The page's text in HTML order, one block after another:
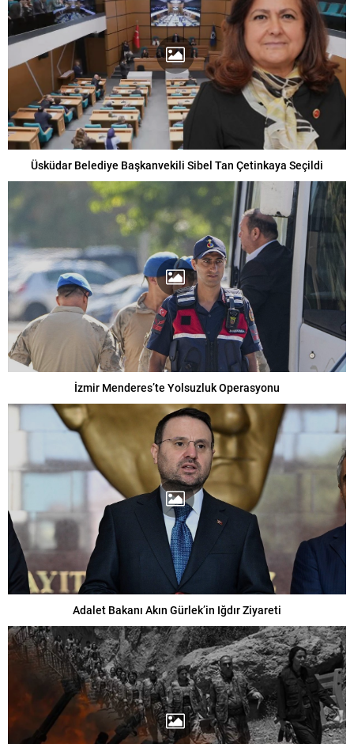
Üsküdar Belediye Başkanvekili Sibel Tan Çetinkaya Seçildi
İzmir Menderes’te Yolsuzluk Operasyonu
Adalet Bakanı Akın Gürlek’in Iğdır Ziyareti